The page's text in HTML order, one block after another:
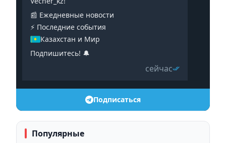
📰 Ежедневные новости
⚡️ Последние события
Казахстан и Мир
Подпишитесь! 🔔
сейчас
Подписаться
Популярные